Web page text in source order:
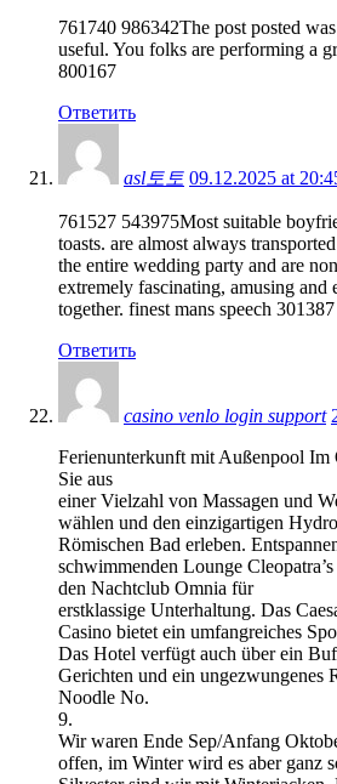
761740 986342The post posted
useful. You folks are performing a
800167
Ответить
asl토토 09.12.2025 at
761527 543975Most suitable
toasts. are almost always
the entire wedding party and are
extremely fascinating, amusing and
together. finest mans speech 301387
Ответить
casino venlo login support
Ferienunterkunft mit Außenpool Im
Sie aus
einer Vielzahl von Massagen und
wählen und den einzigartigen
Römischen Bad erleben.
schwimmenden Lounge
den Nachtclub Omnia für
erstklassige Unterhaltung. Das
Casino bietet ein umfangreiches
Das Hotel verfügt auch über ein
Gerichten und ein ungezwungenes
Noodle No.
9.
Wir waren Ende Sep/Anfang
offen, im Winter wird es aber ganz